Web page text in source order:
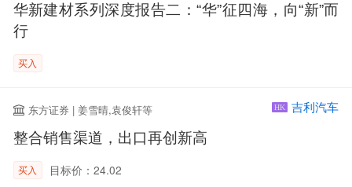
华新建材系列深度报告二：“华”征四海，向“新”而
行
买入
东方证券 | 姜雪晴,袁俊轩等 HK 吉利汽车
整合销售渠道，出口再创新高
买入 目标价：24.02